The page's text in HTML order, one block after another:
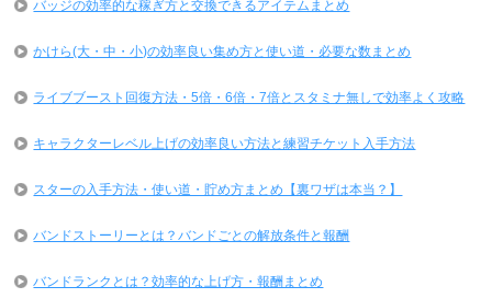
バッジの効率的な稼ぎ方と交換できるアイテムまとめ
かけら(大・中・小)の効率良い集め方と使い道・必要な数まとめ
ライブブースト回復方法・5倍・6倍・7倍とスタミナ無しで効率よく攻略
キャラクターレベル上げの効率良い方法と練習チケット入手方法
スターの入手方法・使い道・貯め方まとめ【裏ワザは本当？】
バンドストーリーとは？バンドごとの解放条件と報酬
バンドランクとは？効率的な上げ方・報酬まとめ